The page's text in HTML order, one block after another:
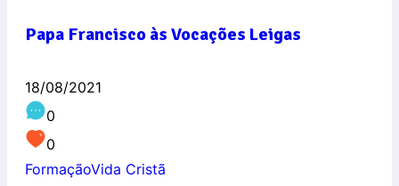
Papa Francisco às Vocações Leigas
18/08/2021
0
0
FormaçãoVida Cristã